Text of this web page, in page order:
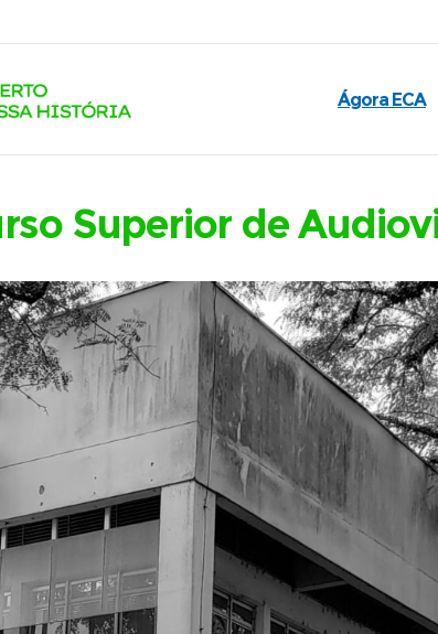
Ágora ECA
Superior de